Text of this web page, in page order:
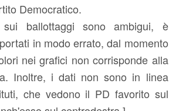
Democratico.
ballottaggi sono ambigui, è
in modo errato, dal momento
nei grafici non corrisponde alla
Inoltre, i dati non sono in linea
che vedono il PD favorito sul